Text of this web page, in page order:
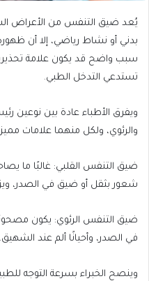
يُعد ضيق التنفس من الأعراض
بدني أو نشاط رياضي، إلا أن
سبب واضح قد يكون علامة
تستدعي التدخل الطبي.
ويفرق الأطباء عادة بين نوعين
والرئوي، ولكل منهما علامات
ضيق التنفس القلبي: غالبًا ما
شعور بثقل أو ضيق في الصدر،
ضيق التنفس الرئوي: يكون
في الصدر، وأحيانًا ألم عند الشهيق.
وينصح الخبراء بسرعة التوجه